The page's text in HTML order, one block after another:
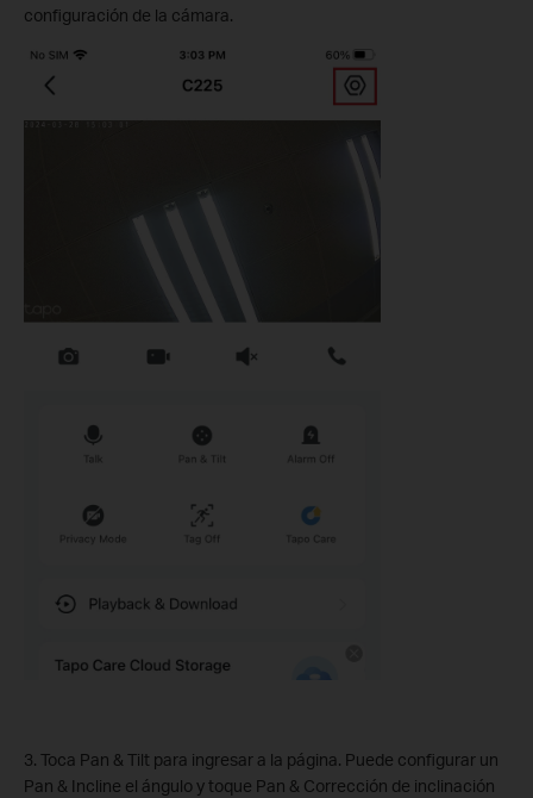
configuración de la cámara.
3. Toca Pan & Tilt para ingresar a la página. Puede configurar un
Pan & Incline el ángulo y toque Pan & Corrección de inclinación